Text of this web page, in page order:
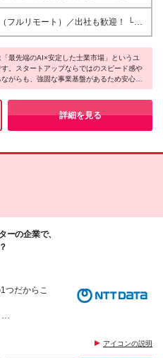
かしてカタチにしたい方 ◎コミュ
ることが好きな方 ◎問題解決や誰
を語ってもらいました／* 自身の意
の大きさと、周囲のポジティブな声
安全性がやりがいに直結していま
完全フルリモートで通勤時間がない
ト。今後のライフステージの変化を
地や働き方を気にせず長く安心して
良い温かな環境が整っている点に魅
、優遇いたします ※固定残業代（月
フルリモート）／出社も歓迎！ └イ
などで年に10回ほど出勤いただくこ
修期間中は出社対応も可能（オフィ
り） ★転勤なし リモート・出
できるハイブリッドな環境です。
」も「オフィスで働きたい」も、あ
わせて柔軟に対応します！ 【本
東五反田1丁目10番7号 アイオス五
最先端のAI×安定した士業市場」というユ
。スタートアップならではのスピード感や
がらも、強固な事業基盤があるため安心し
っています。フルリモートでありながらフ
自ら学ぶ意欲さえあれば未経験からでも一
れるでしょう。仕事もプライベートも全力
タリの企業さんです♪
詳細を見る
ーの企業で、
つだからこ
アイコンの説明